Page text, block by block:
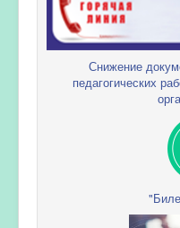
Снижение
педагогических